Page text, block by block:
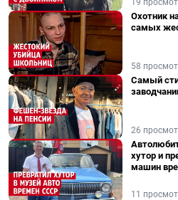
19
Охотник
самых
58
Самый
26
хутор и
машин
11